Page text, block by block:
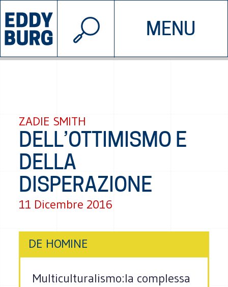
MENU
INIZIATIVE CHI SIAMO
© 2026 EDDYBURG
ZADIE SMITH
DELL’OTTIMISMO E
DELLA
DISPERAZIONE
11 Dicembre 2016
DE HOMINE
Multiculturalismo:la complessa